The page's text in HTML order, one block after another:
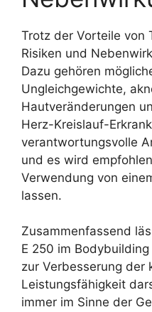
Trotz der Vorteile von
Risiken und
Dazu gehören
Ungleichgewichte,
Hautveränderungen
Herz-Kreislauf-
verantwortungsvolle
und es wird
Verwendung von
lassen.
Zusammenfassend
E 250 im
zur Verbesserung der
Leistungsfähigkeit
immer im Sinne der